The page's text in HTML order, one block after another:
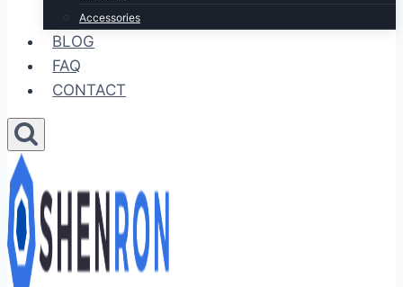
Accessories
BLOG
FAQ
CONTACT